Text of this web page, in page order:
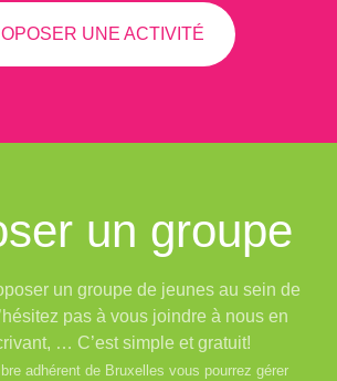
UNE ACTIVITÉ
un groupe
un groupe de jeunes au sein de
pas à vous joindre à nous en
… C’est simple et gratuit!
adhérent de Bruxelles vous pourrez gérer